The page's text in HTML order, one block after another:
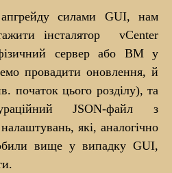
силами GUI, нам
інсталятор vCenter
сервер або ВМ у
провадити оновлення, й
початок цього розділу), та
JSON-файл з
які, аналогічно
вище у випадку GUI,